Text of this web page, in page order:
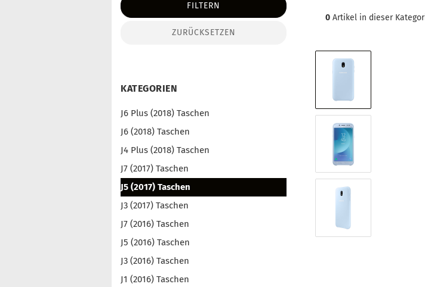
0 Artikel in dieser
FILTERN
ZURÜCKSETZEN
KATEGORIEN
J6 Plus (2018) Taschen
J6 (2018) Taschen
J4 Plus (2018) Taschen
J7 (2017) Taschen
J5 (2017) Taschen
J3 (2017) Taschen
J7 (2016) Taschen
J5 (2016) Taschen
J3 (2016) Taschen
J1 (2016) Taschen